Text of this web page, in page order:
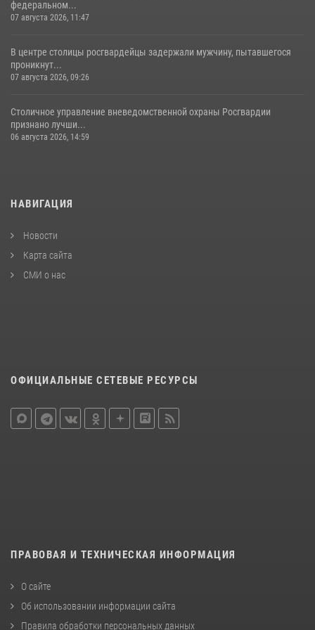
федеральном...
07 августа 2026, 11:47
В центре столицы росгвардейцы задержали мужчину, пытавшегося
проникнут...
07 августа 2026, 09:26
Столичное управление вневедомственной охраны Росгвардии
признано лучши...
06 августа 2026, 14:59
НАВИГАЦИЯ
Новости
Карта сайта
СМИ о нас
ОФИЦИАЛЬНЫЕ СЕТЕВЫЕ РЕСУРСЫ
ПРАВОВАЯ И ТЕХНИЧЕСКАЯ ИНФОРМАЦИЯ
О сайте
Об использовании информации сайта
Правила обработки персональных данных